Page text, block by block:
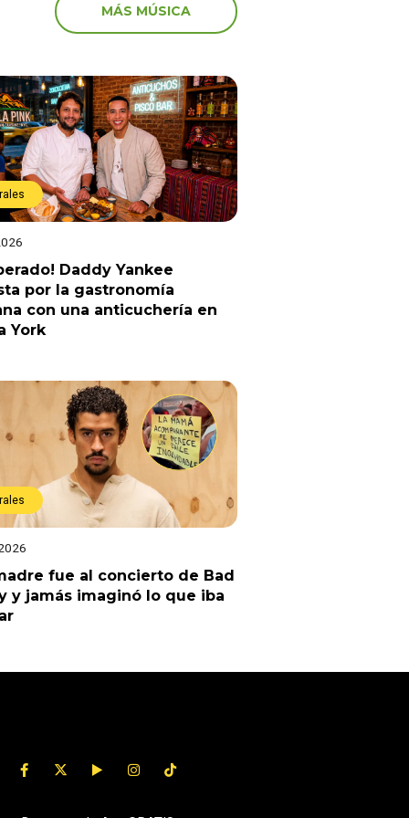
MÁS MÚSICA
Daddy Yankee
por la gastronomía
con una anticuchería en
York
fue al concierto de Bad
y jamás imaginó lo que iba